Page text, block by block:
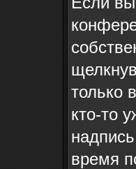
только
кто-то
время